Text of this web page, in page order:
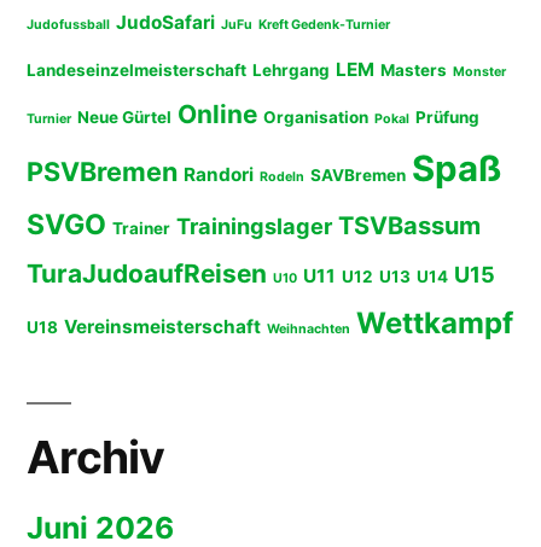
Judofussball JudoSafari JuFu Kreft Gedenk-Turnier
Landeseinzelmeisterschaft Lehrgang LEM Masters Monster
Turnier Neue Gürtel Online Organisation Pokal Prüfung
PSVBremen Randori Rodeln SAVBremen Spaß
SVGO Trainer Trainingslager TSVBassum
TuraJudoaufReisen U10 U11 U12 U13 U14 U15
U18 Vereinsmeisterschaft Weihnachten Wettkampf
Archiv
Juni 2026